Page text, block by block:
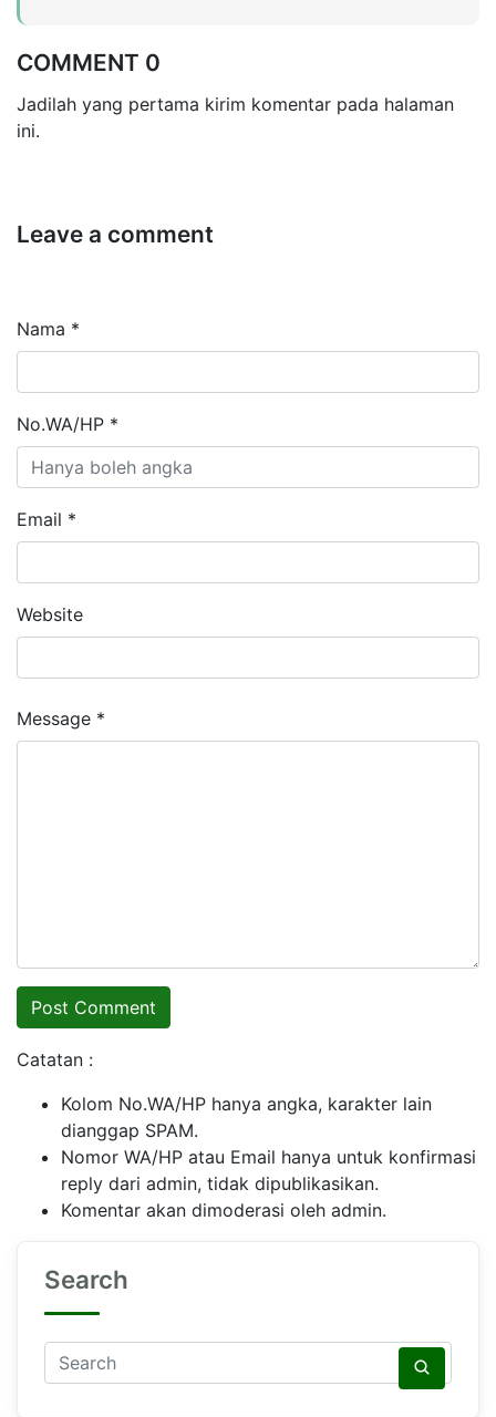
COMMENT 0
Jadilah yang pertama kirim komentar pada halaman
ini.
Leave a comment
Nama *
No.WA/HP *
Email *
Website
Message *
Catatan :
Kolom No.WA/HP hanya angka, karakter lain
dianggap SPAM.
Nomor WA/HP atau Email hanya untuk konfirmasi
reply dari admin, tidak dipublikasikan.
Komentar akan dimoderasi oleh admin.
Search